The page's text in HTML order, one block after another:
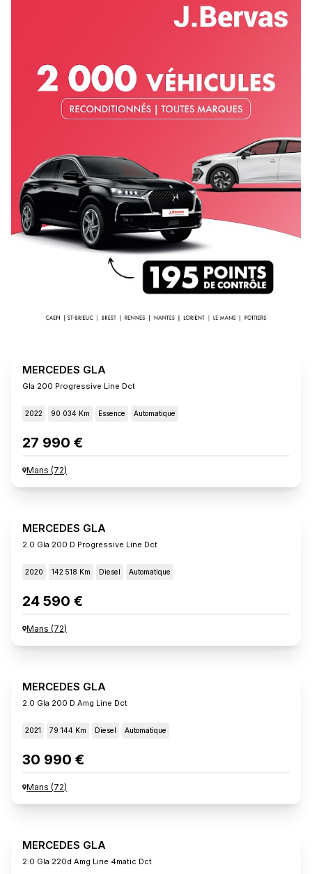
MERCEDES GLA
Gla 200 Progressive Line Dct
2022 90 034 Km Essence Automatique
27 990 €
Mans (72)
MERCEDES GLA
2.0 Gla 200 D Progressive Line Dct
2020 142 518 Km Diesel Automatique
24 590 €
Mans (72)
MERCEDES GLA
2.0 Gla 200 D Amg Line Dct
2021 79 144 Km Diesel Automatique
30 990 €
Mans (72)
MERCEDES GLA
2.0 Gla 220d Amg Line 4matic Dct